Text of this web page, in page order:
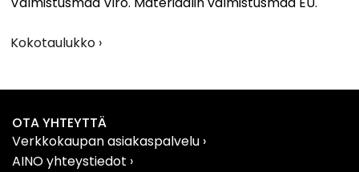
Kokotaulukko ›
OTA YHTEYTTÄ
Verkkokaupan asiakaspalvelu ›
AINO yhteystiedot ›